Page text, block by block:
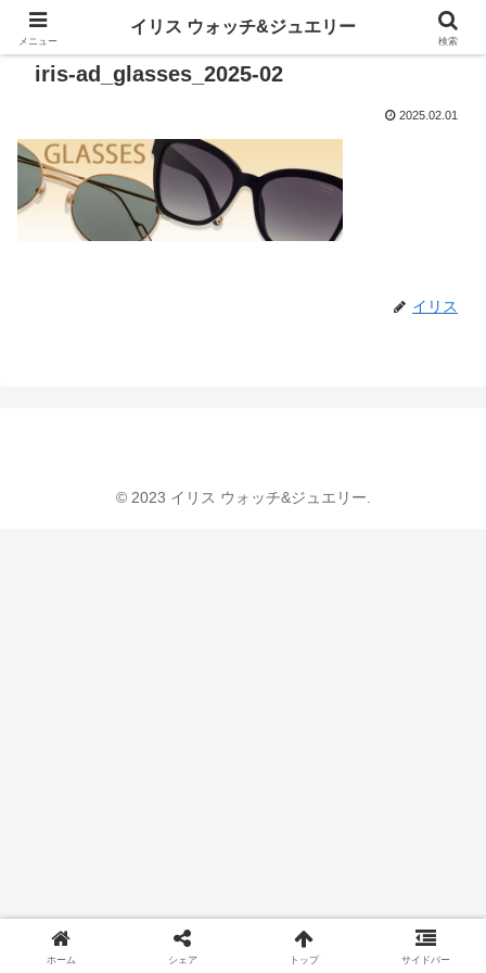
iris-ad_glasses_2025-02
2025.02.01
イリス
© 2023 イリス ウォッチ&ジュエリー.
メニュー
イリス ウォッチ&ジュエリー
検索
ホーム シェア トップ サイドバー